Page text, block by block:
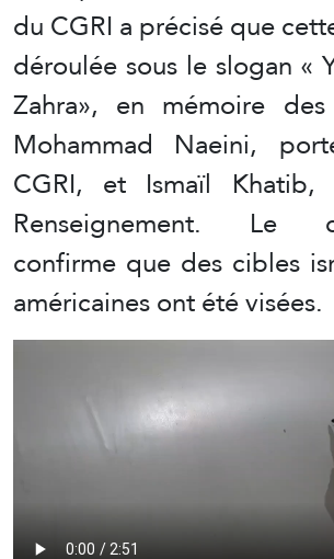
du CGRI a précisé que
déroulée sous le slogan «
Zahra», en mémoire
Mohammad Naeini,
CGRI, et Ismaïl Khatib,
Renseignement. Le
confirme que des cibles
américaines ont été visées.